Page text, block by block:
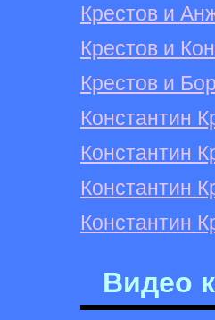
Крестов и
Крестов и
Крестов и
Константин
Константин
Константин
Константин
Видео